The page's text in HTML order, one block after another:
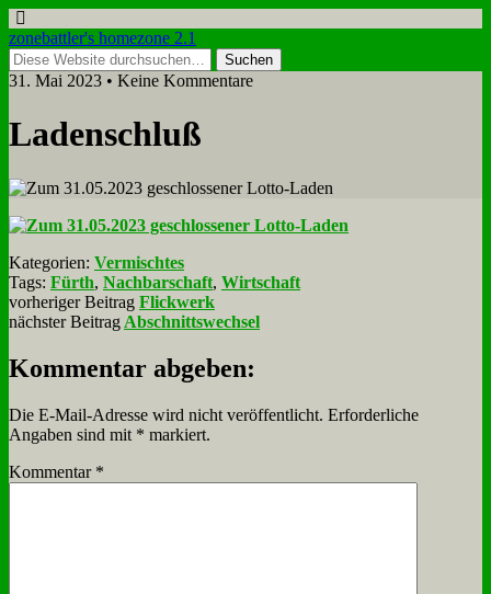
zonebattler's homezone 2.1
31. Mai 2023 • Keine Kommentare
La­den­schluß
Kategorien: Vermischtes
Tags: Fürth, Nachbarschaft, Wirtschaft
vorheriger Beitrag Flickwerk
nächster Beitrag Abschnittswechsel
Kommentar abgeben:
Die E-Mail-Adresse wird nicht veröffentlicht. Erforderliche
Angaben sind mit * markiert.
Kommentar *